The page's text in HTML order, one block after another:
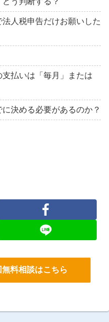
人税申告だけお願いした
払いは「毎月」または
決める必要があるのか？
料相談はこちら